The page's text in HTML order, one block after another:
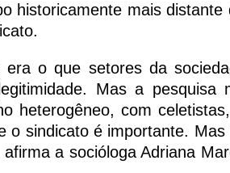
historicamente mais distante
o que setores da
Mas a pesquisa
heterogêneo, com
o sindicato é importante.
a socióloga Adriana